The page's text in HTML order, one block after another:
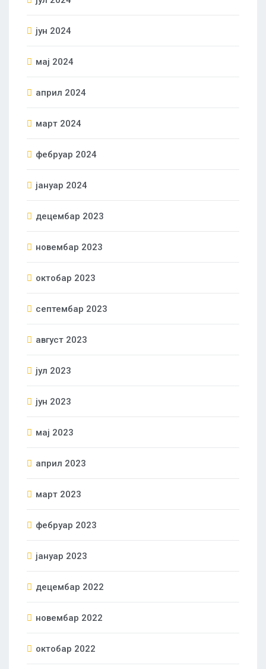
јун 2024
мај 2024
април 2024
март 2024
фебруар 2024
јануар 2024
децембар 2023
новембар 2023
октобар 2023
септембар 2023
август 2023
јул 2023
јун 2023
мај 2023
април 2023
март 2023
фебруар 2023
јануар 2023
децембар 2022
новембар 2022
октобар 2022